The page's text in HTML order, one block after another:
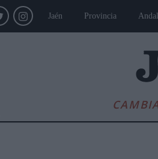
Jaén Provincia